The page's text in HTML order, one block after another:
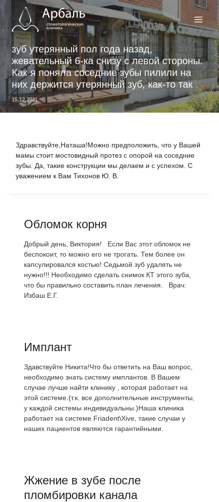
Перейти
содержимому
зуб утерянный пол года назад,
жевательный 6-ка снизу с левой стороны.
Как я поняла соседние зубы пилили на
них держится утерянный зуб, как-то так
15.12.2011
Здравствуйте,Наташа!Можно предположить, что у Вашей
мамы стоит мостовидный протез с опорой на соседние
зубы. Да, такие конструкции мы делаем и с успехом. С
уважением к Вам Тихонов Ю. В.
Обломок корня
Добрый день, Виктория! Если Вас этот обломок не
беспокоит, то можно его не трогать. Тем более он
капсулировался костью! Седьмой зуб удалять не
нужно!!! Необходимо сделать снимок КТ этого зуба,
что бы правильно составить план лечения. Врач:
Избаш Е.Г.
Имплант
Здавствуйте Никита!Что бы ответить на Ваш вопрос,
необходимо знать систему имплантов. В Вашем
случае лучше найти клинику , которая работает на
этой системе.(т.к. все дополнительные инструменты,
у каждой системы индивидуальны.)Наша клиника
работает на системе Friadent\Xive, такие случаи у
наших пациентов являются гарантийными.
Жжение в зубе после
пломбировки канала